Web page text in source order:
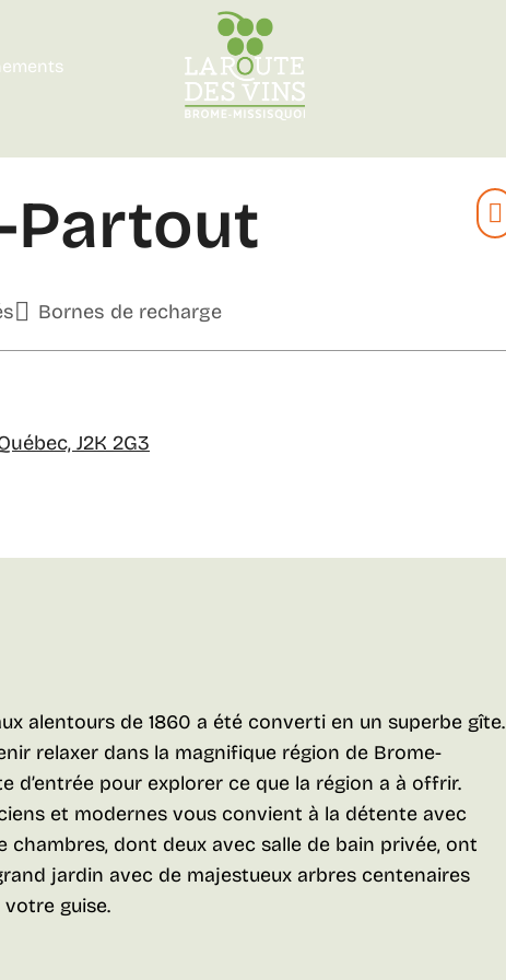
Partout
Bornes de recharge
J2K 2G3
alentours de 1860 a été converti en un superbe gîte.
relaxer dans la magnifique région de Brome-
d’entrée pour explorer ce que la région a à offrir.
et modernes vous convient à la détente avec
chambres, dont deux avec salle de bain privée, ont
jardin avec de majestueux arbres centenaires
guise.